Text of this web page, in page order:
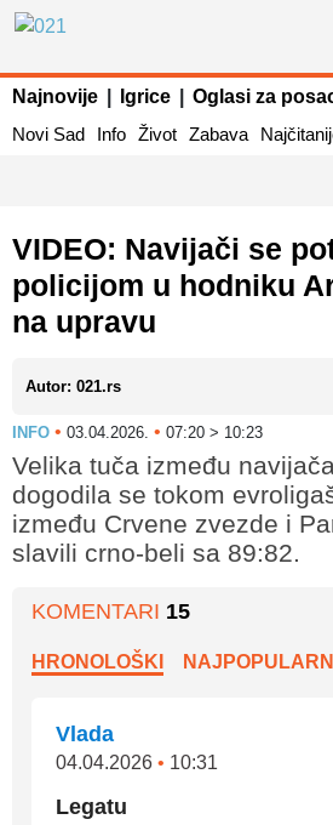
Najnovije Igrice Oglasi za
Novi Sad
Info Život Zabava
VIDEO: Navijači se
policijom u hodniku
na upravu
Autor: 021.rs
INFO • 03.04.2026. • 07:20 > 10:23
Velika tuča između
dogodila se tokom
između Crvene zvezde i
slavili crno-beli sa 89:82.
KOMENTARI 15
HRONOLOŠKI
Vlada
04.04.2026 • 10:31
Legatu